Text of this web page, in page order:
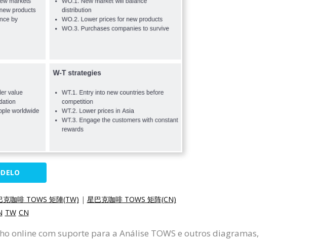
克咖啡 TOWS 矩陣(TW) | 星巴克咖啡 TOWS 矩阵(CN)
TW CN
online com suporte para a Análise TOWS e outros diagramas,